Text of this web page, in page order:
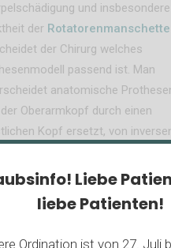
und
der Rotatorenmanschette
der Chirurg welches
passend ist. Man
anatomische
Oberarmkopf durch einen
Kopf ersetzt, von
Pfanne durch ein konvexes
Kopfes wird ein konkaves
Liebe
liebe Patienten!
Ordination ist von 27. Juli